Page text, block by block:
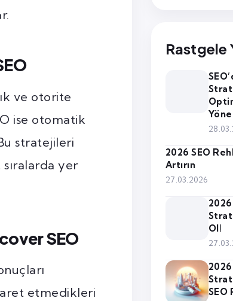
ve otorite
ise otomatik
stratejileri
yer
SEO
etmedikleri
Rastgele
2026 SEO
Artırın
27.03.2026
Ol!
SEO